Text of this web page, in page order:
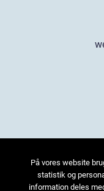
På vores website
statistik og
information deles